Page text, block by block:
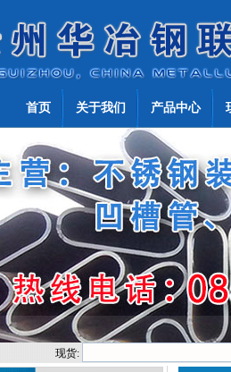
首页 关于我们 产品中心
现货: